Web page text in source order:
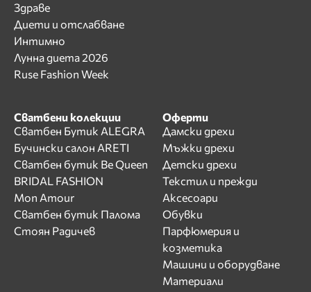
Здраве
Диети и отслабване
Интимно
Лунна диета 2026
Ruse Fashion Week
Сватбени колекции
Сватбен Бутик ALEGRA
Бучински салон ARETI
Сватбен бутик Be Queen
BRIDAL FASHION
Mon Amour
Сватбен бутик Палома
Стоян Радичев
Оферти
Дамски дрехи
Мъжки дрехи
Детски дрехи
Текстил и прежди
Аксесоари
Обувки
Парфюмерия и
козметика
Машини и оборудване
Материали